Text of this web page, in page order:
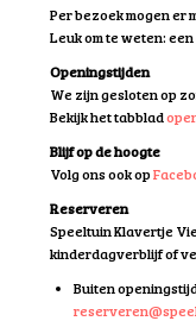
Per bezoek mogen er
Leuk om te weten:
Openingstijden
We zijn gesloten op
Bekijk het tabblad
Blijf op de hoogte
Volg ons ook op
Reserveren
Speeltuin Klavertje
kinderdagverblijf of
Buiten